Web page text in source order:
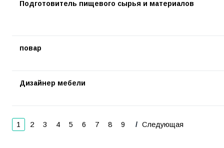
Подготовитель пищевого сырья и материалов
повар
Дизайнер мебели
1 2 3 4 5 6 7 8 9 Следующая